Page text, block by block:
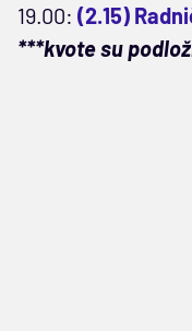
19.00: (2.15)
***kvote su